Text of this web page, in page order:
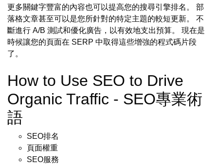
更多關鍵字豐富的內容也可以提高您的搜尋引擎排名。 部
落格文章甚至可以是您所針對的特定主題的較短更新。 不
斷進行 A/B 測試和優化廣告，以有效地支出預算。 現在是
時候讓您的頁面在 SERP 中取得這些增強的程式碼片段
了。
How to Use SEO to Drive
Organic Traffic - SEO專業術
語
SEO排名
頁面權重
SEO服務